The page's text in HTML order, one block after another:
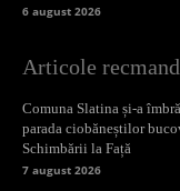
6 august 2026
Articole
Comuna Slatina și-a
parada ciobăneștilor
Schimbării la Față
7 august 2026